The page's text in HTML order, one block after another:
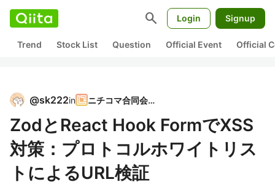
search Login Signup
Trend Stock List Question Official Event Official
@sk222in ニチコマ合同会社
ZodとReact Hook FormでXSS
対策：プロトコルホワイトリス
トによるURL検証